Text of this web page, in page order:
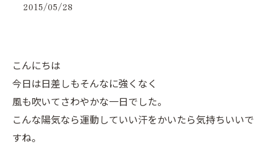
2015/05/28
こんにちは
今日は日差しもそんなに強くなく
風も吹いてさわやかな一日でした。
こんな陽気なら運動していい汗をかいたら気持ちいいで
すね。